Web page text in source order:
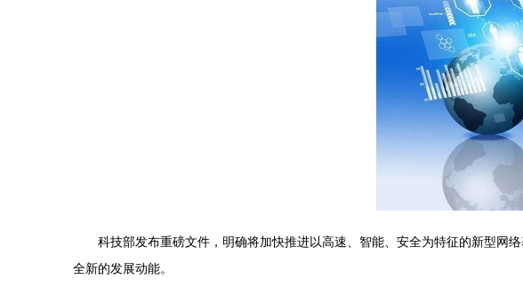
科技部发布重磅文件，明确将加快推进以高速、智能、安全为特征的新型网
全新的发展动能。